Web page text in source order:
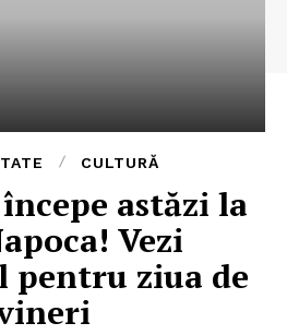
CULTURĂ
astăzi la
Vezi
pentru ziua de